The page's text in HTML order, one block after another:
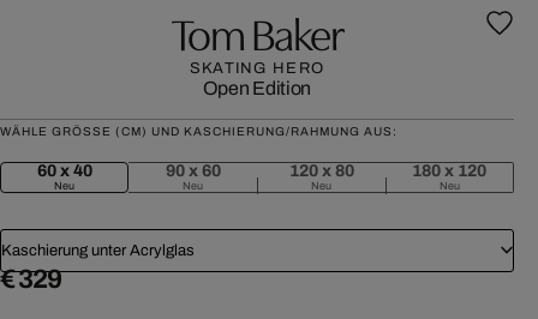
Tom Baker
SKATING HERO
Open Edition
WÄHLE GRÖSSE (CM) UND KASCHIERUNG/RAHMUNG AUS:
60 x 40
Neu
90 x 60
Neu
120 x 80
Neu
180 x 120
Neu
Kaschierung unter Acrylglas
€ 329